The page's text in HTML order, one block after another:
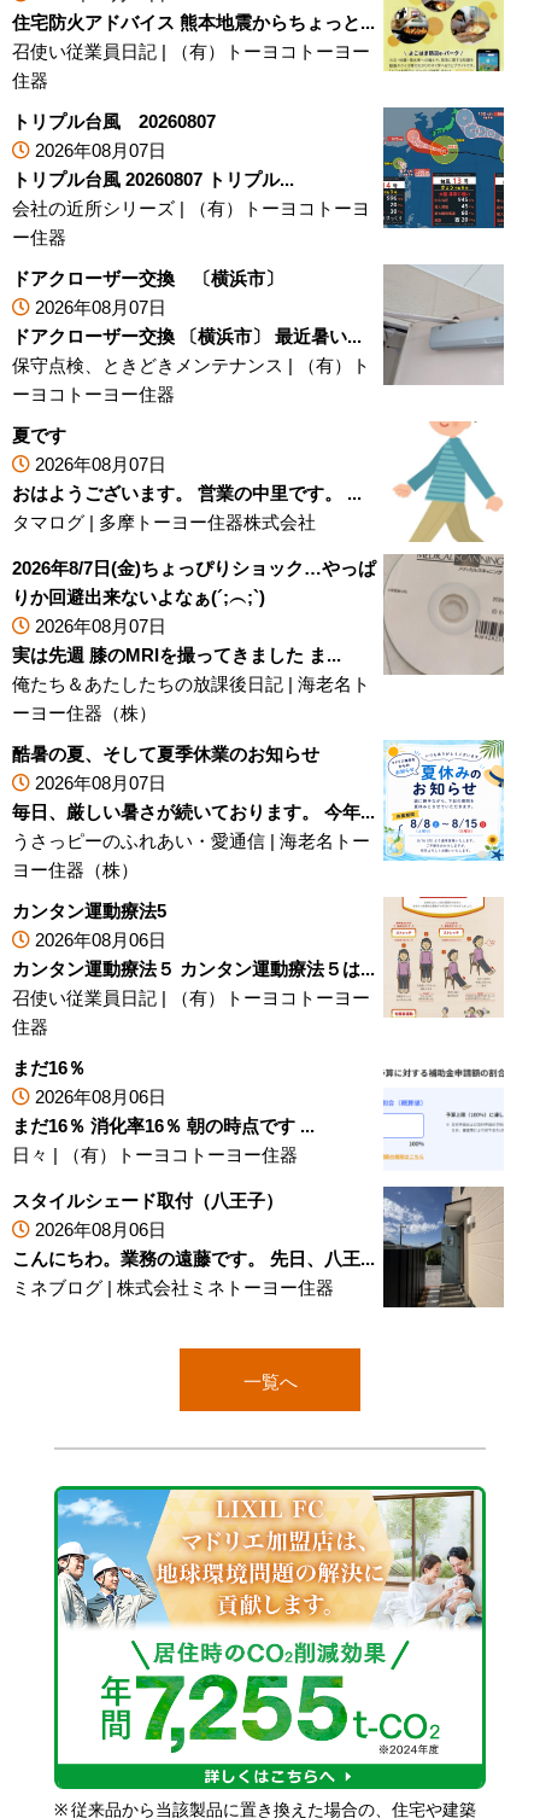
住宅防火アドバイス 熊本地震からちょっと...
召使い従業員日記 |
（有）トーヨコトーヨー
住器
トリプル台風 20260807
2026年08月07日
トリプル台風 20260807 トリプル...
会社の近所シリーズ |
（有）トーヨコトーヨ
ー住器
ドアクローザー交換 〔横浜市〕
2026年08月07日
ドアクローザー交換 〔横浜市〕 最近暑い...
保守点検、ときどきメンテナンス |
（有）ト
ーヨコトーヨー住器
夏です
2026年08月07日
おはようございます。 営業の中里です。 ...
タマログ | 多摩トーヨー住器株式会社
2026年8/7日(金)ちょっぴりショック…やっぱ
りか回避出来ないよなぁ(⁠´⁠;⁠︵⁠;⁠`⁠)
2026年08月07日
実は先週 膝のMRIを撮ってきました ま...
俺たち＆あたしたちの放課後日記 | 海老名ト
ーヨー住器（株）
酷暑の夏、そして夏季休業のお知らせ
2026年08月07日
毎日、厳しい暑さが続いております。 今年...
うさっピーのふれあい・愛通信 | 海老名トー
ヨー住器（株）
カンタン運動療法5
2026年08月06日
カンタン運動療法５ カンタン運動療法５は...
召使い従業員日記 |
（有）トーヨコトーヨー
住器
まだ16％
2026年08月06日
まだ16％ 消化率16％ 朝の時点です ...
日々 | （有）トーヨコトーヨー住器
スタイルシェード取付（八王子）
2026年08月06日
こんにちわ。業務の遠藤です。 先日、八王...
ミネブログ | 株式会社ミネトーヨー住器
一覧へ
※ 従来品から当該製品に置き換えた場合の、住宅や建築